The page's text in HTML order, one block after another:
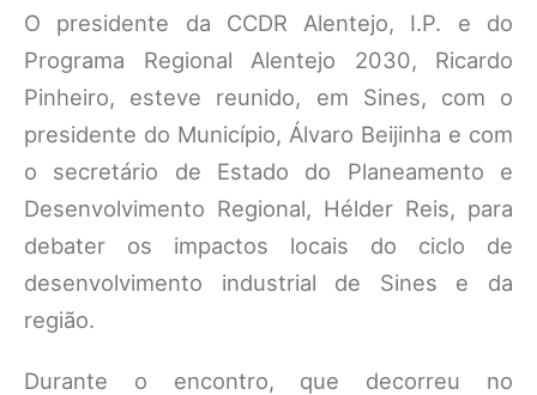
O presidente da CCDR Alentejo, I.P. e do
Programa Regional Alentejo 2030, Ricardo
Pinheiro, esteve reunido, em Sines, com o
presidente do Município, Álvaro Beijinha e com
o secretário de Estado do Planeamento e
Desenvolvimento Regional, Hélder Reis, para
debater os impactos locais do ciclo de
desenvolvimento industrial de Sines e da
região.
Durante o encontro, que decorreu no